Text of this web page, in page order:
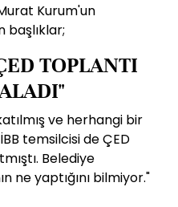
Kurum'un
başlıklar;
TOPLANTI
ve herhangi bir
temsilcisi de ÇED
Belediye
ne yaptığını bilmiyor."